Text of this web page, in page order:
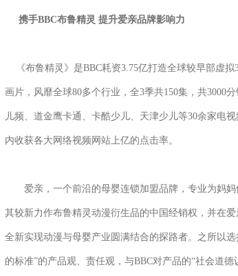
携手BBC布鲁精灵 提升爱亲品牌影响力
《布鲁精灵》是BBC耗资3.75亿打造全球较早部虚
画片，风靡全球80多个行业，全3季共150集，共3000
儿频、道金鹰卡通、卡酷少儿、天津少儿等30余家电
内收获各大网络视频网站上亿的点击率。
爱亲，一个前沿的母婴连锁加盟品牌，专业为妈妈
其较新力作布鲁精灵动漫衍生品的中国经销权，并在
全新实现动漫与母婴产业圆满结合的探路者。之所以
的标准”的产品观、责任观，与BBC对产品的“社会道